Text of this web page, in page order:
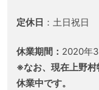
定休日 ：土日祝日
休業期間： 2020年
※なお、現在上野
休業中です。